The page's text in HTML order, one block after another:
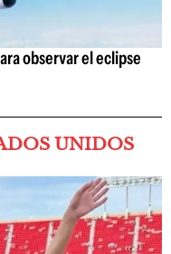
observar el eclipse
UNIDOS